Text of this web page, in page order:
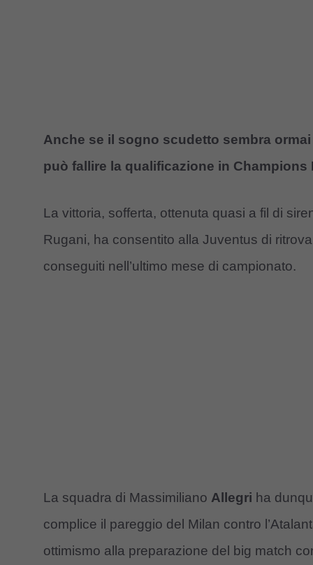
Anche se il sogno scudetto sembra
può fallire la qualificazione in Champions
La vittoria, sofferta, ottenuta quasi a fil di
Rugani, ha consentito alla Juventus di
conseguiti nell’ultimo mese di campionato.
La squadra di Massimiliano Allegri ha
complice il pareggio del Milan contro
ottimismo alla preparazione del big match